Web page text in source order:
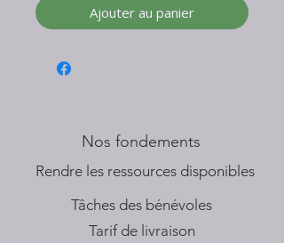
Ajouter au panier
Nos fondements
​Rendre les ressources disponibles
Tâches des bénévoles
Tarif de livraison